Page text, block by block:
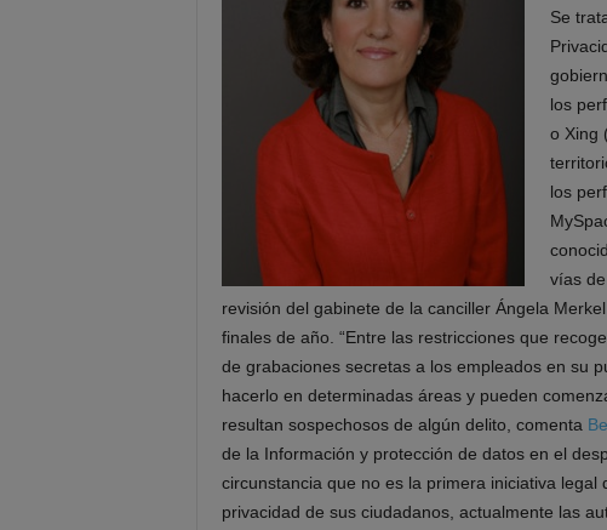
Se
los
o Xing
los
vías
revisión del gabinete de la canciller Ángela
finales de año. “Entre las restricciones que
de grabaciones secretas a los empleados en su
hacerlo en determinadas áreas y pueden
resultan sospechosos de algún delito, comenta
de la Información y protección de datos en el
circunstancia que no es la primera iniciativa
privacidad de sus ciudadanos, actualmente las